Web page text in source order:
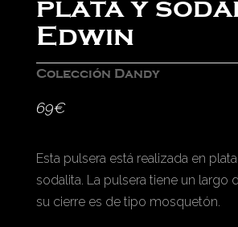
plata y
Edwin
Colección Dandy
69€
Esta pulsera está realizada en
sodalita. La pulsera tiene un largo
su cierre es de tipo mosquetón.